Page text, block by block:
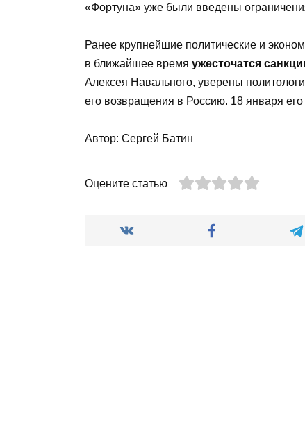
«Фортуна» уже были введены
Ранее крупнейшие политические и
в ближайшее время ужесточатся
Алексея Навального, уверены
его возвращения в Россию. 18 января
Автор: Сергей Батин
Оцените статью